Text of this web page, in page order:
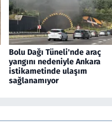
Bolu Dağı Tüneli'nde araç
yangını nedeniyle Ankara
istikametinde ulaşım
sağlanamıyor